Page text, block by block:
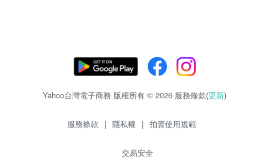
Yahoo台灣電子商務 版權所有 © 2026 服務條款(更新)
服務條款 | 隱私權 | 拍賣使用規範
交易安全